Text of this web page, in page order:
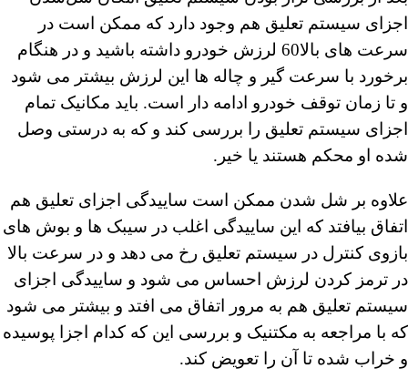
اجزای سیستم تعلیق هم وجود دارد که ممکن است در
سرعت های بالا60
لرزش خودرو داشته باشید و در هنگام
برخورد با سرعت گیر و چاله ها این لرزش بیشتر می شود
و تا زمان توقف خودرو ادامه دار است. باید مکانیک تمام
اجزای سیستم تعلیق را بررسی کند و که به درستی وصل
شده او محکم هستند یا خیر.
علاوه بر شل شدن ممکن است ساییدگی اجزای تعلیق هم
اتفاق بیافتد که این ساییدگی اغلب در سیبک ها و بوش های
بازوی کنترل در سیستم تعلیق رخ می دهد و در سرعت بالا
در ترمز کردن لرزش احساس می شود و ساییدگی اجزای
سیستم تعلیق هم به مرور اتفاق می افتد و بیشتر می شود
که با مراجعه به مکتنیک و بررسی این که کدام اجزا پوسیده
و خراب شده تا آن را تعویض کند.